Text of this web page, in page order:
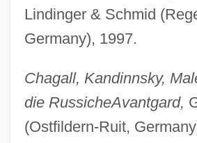
Lindinger & Schmid
Germany), 1997.
Chagall, Kandinnsky,
die RussicheAvantgard,
(Ostfildern-Ruit,